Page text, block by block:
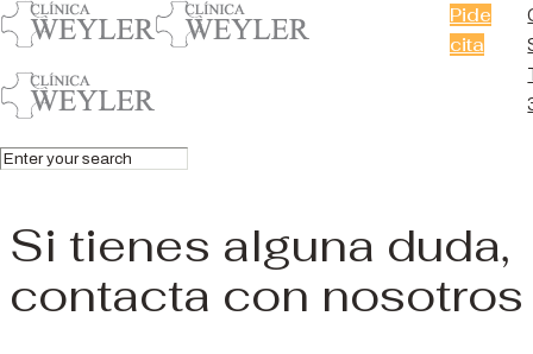
Pide
cita
Contacto
Si tienes alguna duda,
contacta con nosotros